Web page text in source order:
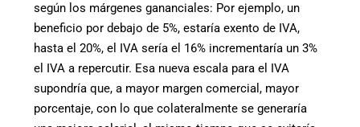
según los márgenes gananciales: Por ejemplo, un
beneficio por debajo de 5%, estaría exento de IVA,
hasta el 20%, el IVA sería el 16% incrementaría un 3%
el IVA a repercutir. Esa nueva escala para el IVA
supondría que, a mayor margen comercial, mayor
porcentaje, con lo que colateralmente se generaría